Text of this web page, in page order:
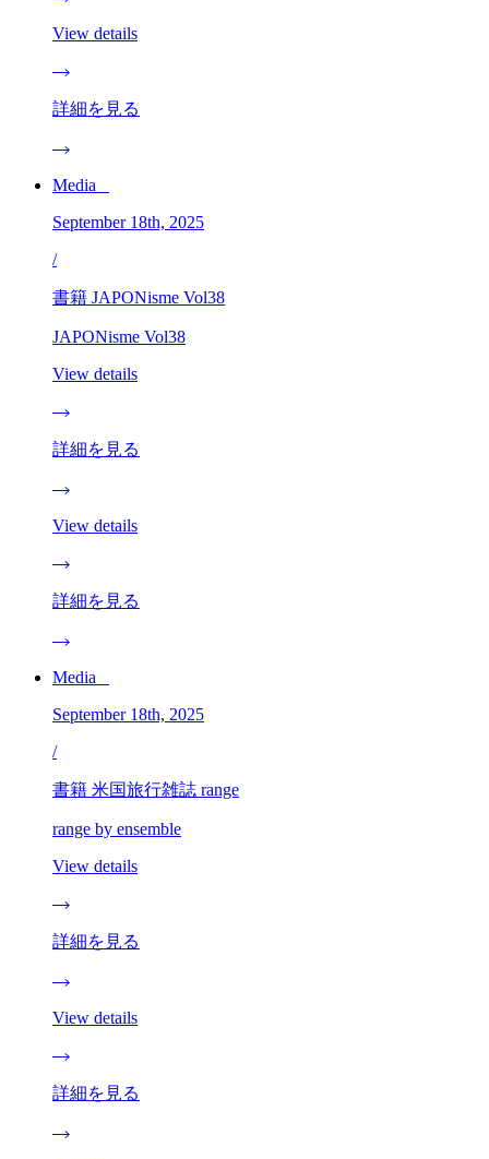
View details
詳細を見る
Media _
September 18th, 2025
/
書籍 JAPONisme Vol38
JAPONisme Vol38
View details
詳細を見る
View details
詳細を見る
Media _
September 18th, 2025
/
書籍 米国旅行雑誌 range
range by ensemble
View details
詳細を見る
View details
詳細を見る